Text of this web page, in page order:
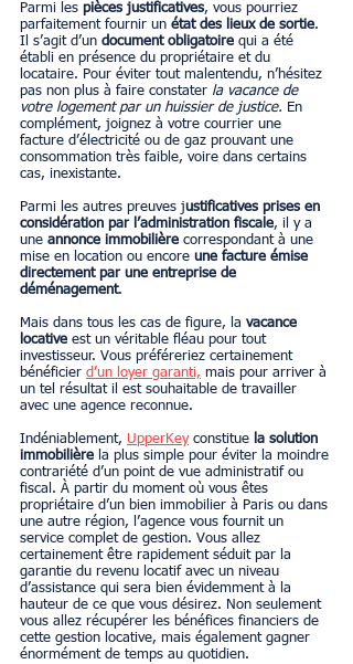
Parmi les pièces justificatives, vous pourriez
parfaitement fournir un état des lieux de sortie.
Il s’agit d’un document obligatoire qui a été
établi en présence du propriétaire et du
locataire. Pour éviter tout malentendu, n’hésitez
pas non plus à faire constater la vacance de
votre logement par un huissier de justice. En
complément, joignez à votre courrier une
facture d’électricité ou de gaz prouvant une
consommation très faible, voire dans certains
cas, inexistante.
Parmi les autres preuves justificatives prises en
considération par l’administration fiscale, il y a
une annonce immobilière correspondant à une
mise en location ou encore une facture émise
directement par une entreprise de
déménagement.
Mais dans tous les cas de figure, la vacance
locative est un véritable fléau pour tout
investisseur. Vous préféreriez certainement
bénéficier d’un loyer garanti, mais pour arriver à
un tel résultat il est souhaitable de travailler
avec une agence reconnue.
Indéniablement, UpperKey constitue la solution
immobilière la plus simple pour éviter la moindre
contrariété d’un point de vue administratif ou
fiscal. À partir du moment où vous êtes
propriétaire d’un bien immobilier à Paris ou dans
une autre région, l’agence vous fournit un
service complet de gestion. Vous allez
certainement être rapidement séduit par la
garantie du revenu locatif avec un niveau
d’assistance qui sera bien évidemment à la
hauteur de ce que vous désirez. Non seulement
vous allez récupérer les bénéfices financiers de
cette gestion locative, mais également gagner
énormément de temps au quotidien.